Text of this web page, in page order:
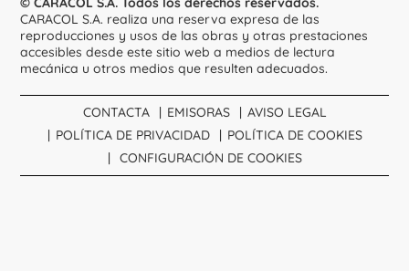
CARACOL S.A. realiza una reserva expresa de las
reproducciones y usos de las obras y otras prestaciones
accesibles desde este sitio web a medios de lectura
mecánica u otros medios que resulten adecuados.
CONTACTA EMISORAS
AVISO LEGAL
POLÍTICA DE PRIVACIDAD
POLÍTICA DE COOKIES
CONFIGURACIÓN DE COOKIES